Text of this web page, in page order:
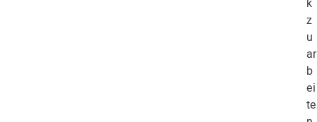
k
z
u
ar
b
ei
te